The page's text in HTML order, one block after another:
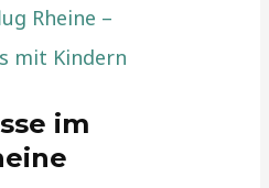
Rheine –
mit Kindern
im